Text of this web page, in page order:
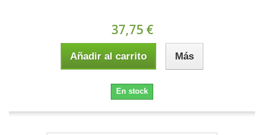
37,75 €
Añadir al carrito Más
En stock